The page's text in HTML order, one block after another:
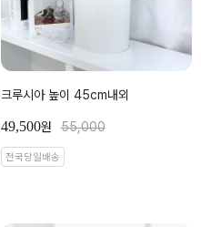
크루시아 높이 45cm내외
49,500원 55,000
전국당일배송